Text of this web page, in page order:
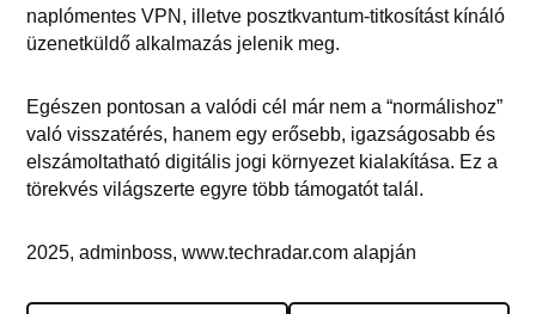
naplómentes VPN, illetve posztkvantum-titkosítást kínáló
üzenetküldő alkalmazás jelenik meg.
Egészen pontosan a valódi cél már nem a “normálishoz”
való visszatérés, hanem egy erősebb, igazságosabb és
elszámoltatható digitális jogi környezet kialakítása. Ez a
törekvés világszerte egyre több támogatót talál.
2025, adminboss, www.techradar.com alapján